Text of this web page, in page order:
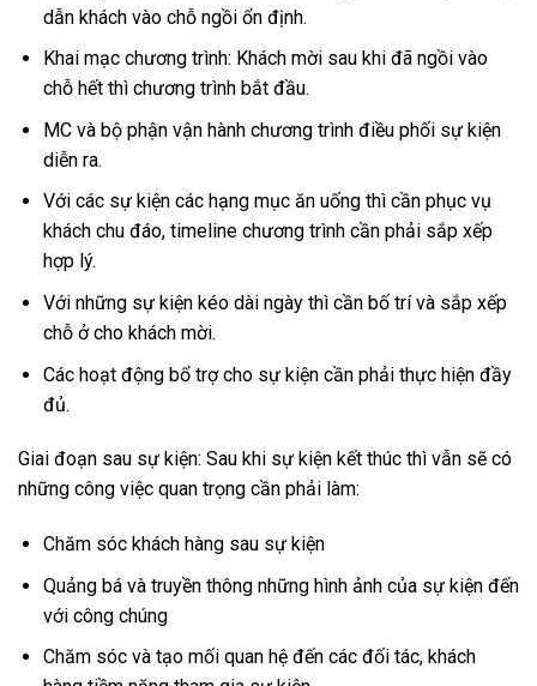
dẫn khách vào chỗ ngồi ổn định.
Khai mạc chương trình: Khách mời sau khi đã ngồi vào
chỗ hết thì chương trình bắt đầu.
MC và bộ phận vận hành chương trình điều phối sự kiện
diễn ra.
Với các sự kiện các hạng mục ăn uống thì cần phục vụ
khách chu đáo, timeline chương trình cần phải sắp xếp
hợp lý.
Với những sự kiện kéo dài ngày thì cần bố trí và sắp xếp
chỗ ở cho khách mời.
Các hoạt động bổ trợ cho sự kiện cần phải thực hiện đầy
đủ.
Giai đoạn sau sự kiện: Sau khi sự kiện kết thúc thì vẫn sẽ có
những công việc quan trọng cần phải làm:
Chăm sóc khách hàng sau sự kiện
Quảng bá và truyền thông những hình ảnh của sự kiện đến
với công chúng
Chăm sóc và tạo mối quan hệ đến các đối tác, khách